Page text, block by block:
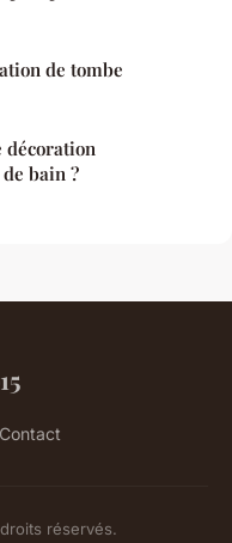
de tombe
décoration
bain ?
Contact
réservés.